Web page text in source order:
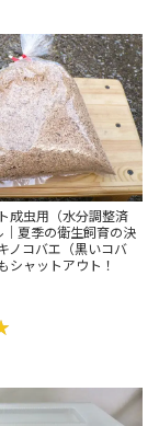
成虫用（水分調整済
｜夏季の衛生飼育の決
ノコバエ（黒いコバ
シャットアウト！